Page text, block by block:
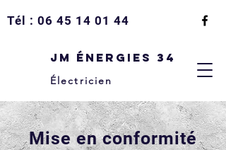
Tél :06 45 14 01 44
Électricien
JM Énergies 34
Mise en conformité